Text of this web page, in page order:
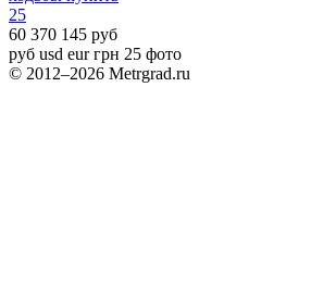
25
60 370 145 руб
руб usd eur грн 25 фото
© 2012–2026 Metrgrad.ru